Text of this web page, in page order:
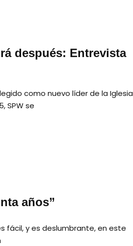
después: Entrevista
como nuevo líder de la Iglesia
SPW se
años”
fácil, y es deslumbrante, en este